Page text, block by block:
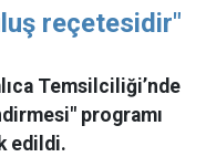
reçetesidir"
Temsilciliği’nde
programı
edildi.